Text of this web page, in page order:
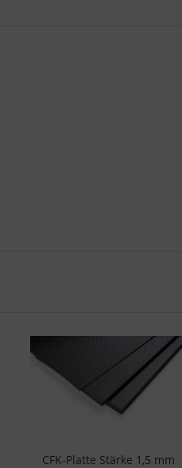
CFK-Platte Stärke 1,5 mm